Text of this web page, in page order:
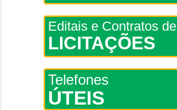
Editais e Contratos de
LICITAÇÕES
Telefones
ÚTEIS